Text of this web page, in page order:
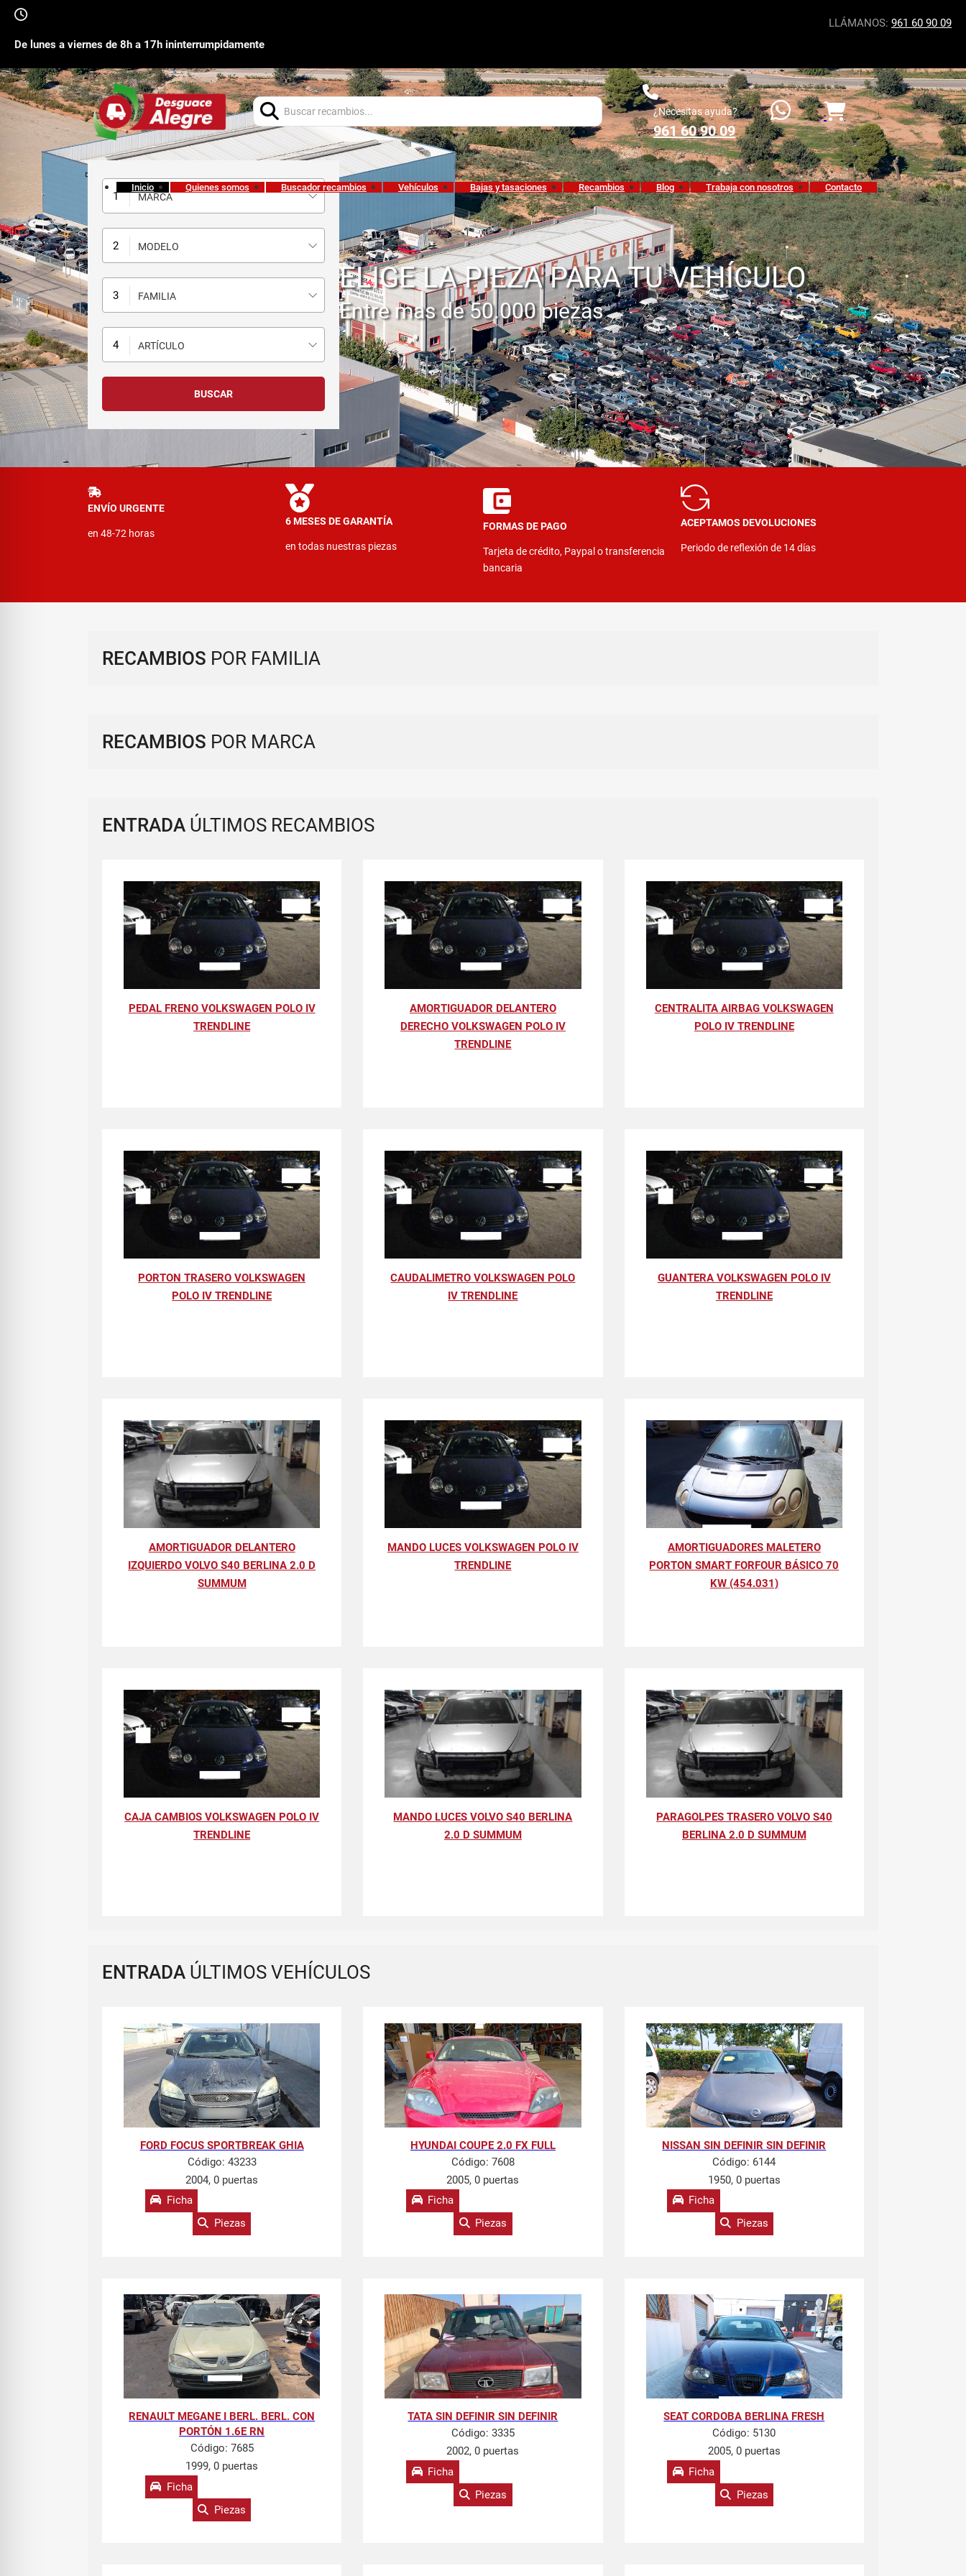
De lunes a viernes de 8h a 17h ininterrumpidamente
LLÁMANOS: 961 60 90 09
Buscar:
¿Necesitas ayuda?
961 60 90 09
Inicio Quienes somos Buscador recambios Vehículos Bajas y tasaciones Recambios Blog Trabaja con nosotros Contacto
MARCA
MODELO
FAMILIA
ARTÍCULO
ELIGE LA PIEZA PARA TU VEHÍCULO
Entre mas de 50.000 piezas
ENVÍO URGENTE
en 48-72 horas
6 MESES DE GARANTÍA
en todas nuestras piezas
FORMAS DE PAGO
Tarjeta de crédito, Paypal o transferencia
bancaria
ACEPTAMOS DEVOLUCIONES
Periodo de reflexión de 14 días
RECAMBIOS POR FAMILIA
RECAMBIOS POR MARCA
ENTRADA ÚLTIMOS RECAMBIOS
PEDAL FRENO VOLKSWAGEN POLO IV
TRENDLINE
AMORTIGUADOR DELANTERO
DERECHO VOLKSWAGEN POLO IV
TRENDLINE
CENTRALITA AIRBAG VOLKSWAGEN
POLO IV TRENDLINE
PORTON TRASERO VOLKSWAGEN
POLO IV TRENDLINE
CAUDALIMETRO VOLKSWAGEN POLO
IV TRENDLINE
GUANTERA VOLKSWAGEN POLO IV
TRENDLINE
AMORTIGUADOR DELANTERO
IZQUIERDO VOLVO S40 BERLINA 2.0 D
SUMMUM
MANDO LUCES VOLKSWAGEN POLO IV
TRENDLINE
AMORTIGUADORES MALETERO
PORTON SMART FORFOUR BÁSICO 70
KW (454.031)
CAJA CAMBIOS VOLKSWAGEN POLO IV
TRENDLINE
MANDO LUCES VOLVO S40 BERLINA
2.0 D SUMMUM
PARAGOLPES TRASERO VOLVO S40
BERLINA 2.0 D SUMMUM
ENTRADA ÚLTIMOS VEHÍCULOS
FORD FOCUS SPORTBREAK GHIA
Código: 43233
2004, 0 puertas
Ficha
Piezas
HYUNDAI COUPE 2.0 FX FULL
Código: 7608
2005, 0 puertas
Ficha
Piezas
NISSAN SIN DEFINIR SIN DEFINIR
Código: 6144
1950, 0 puertas
Ficha
Piezas
RENAULT MEGANE I BERL. BERL. CON
PORTÓN 1.6E RN
Código: 7685
1999, 0 puertas
Ficha
Piezas
TATA SIN DEFINIR SIN DEFINIR
Código: 3335
2002, 0 puertas
Ficha
Piezas
SEAT CORDOBA BERLINA FRESH
Código: 5130
2005, 0 puertas
Ficha
Piezas